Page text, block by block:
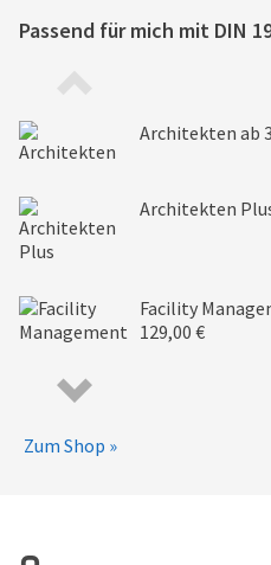
Passend für mich mit DIN
Architekten ab
Architekten
Facility
129,00 €
Zum Shop »